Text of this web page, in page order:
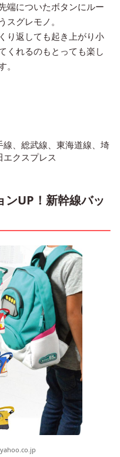
端についたボタンにルー
グレモノ。
り返しても起き上がり小
くれるのもとっても楽し
、総武線、東海道線、埼
クスプレス
UP！新幹線バッ